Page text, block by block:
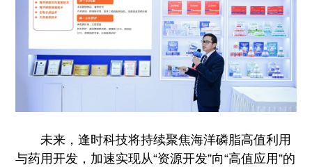
未来，逢时科技将持续聚焦海洋磷脂高值利用
与药用开发，加速实现从“资源开发”向“高值应用”的